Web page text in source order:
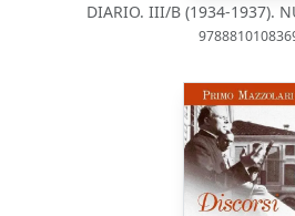
DIARIO. III/B (1934-1937).